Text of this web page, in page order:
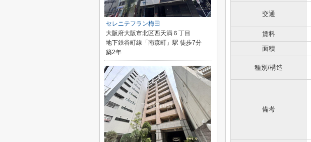
交通
賃料
面積
種別/構造
備考
セレニテフラン梅田
大阪府大阪市北区西天満６丁目
地下鉄谷町線「南森町」駅 徒歩7分
築2年